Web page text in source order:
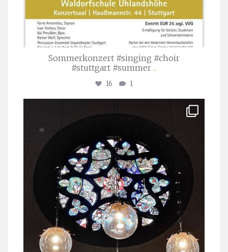
Sommerkonzert #singing #choir
#stuttgart #summer ...
16 1
Apr. 1